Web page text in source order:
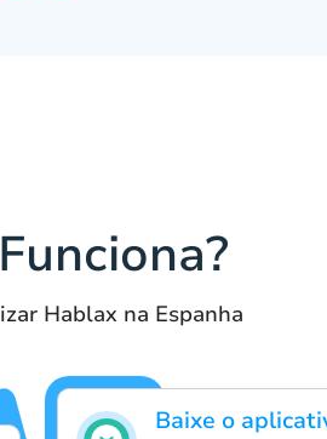
Hablax na Espanha
Baixe o